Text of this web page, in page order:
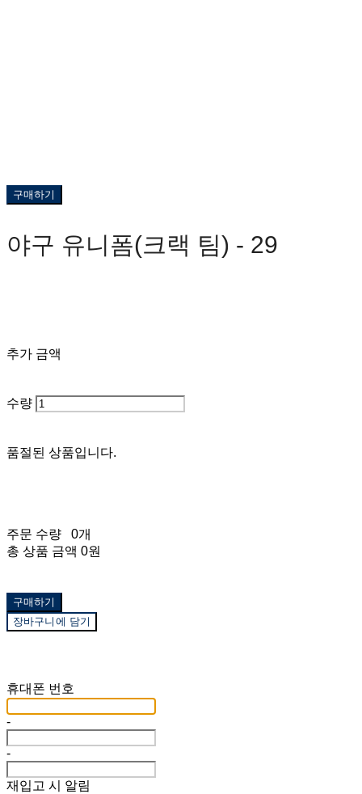
구매하기
야구 유니폼(크랙 팀) - 29
추가 금액
수량
품절된 상품입니다.
주문 수량
0개
총 상품 금액 0원
구매하기
장바구니에 담기
휴대폰 번호
-
-
재입고 시 알림